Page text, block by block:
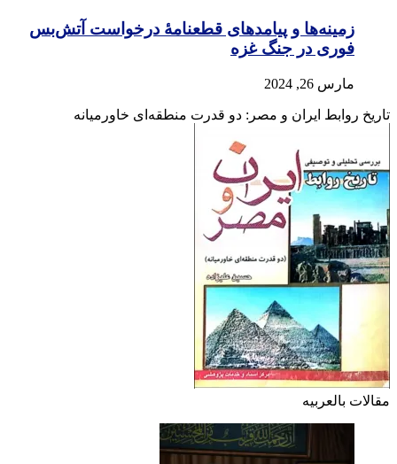
زمینه‌ها و پیامدهای قطعنامهٔ درخواست آتش‌بس
فوری در جنگ غزه
مارس 26, 2024
تاریخ روابط ایران و مصر: دو قدرت منطقه‌ای خاورمیانه
مقالات بالعربیه